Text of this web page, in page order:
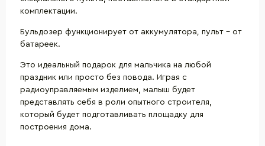
комплектации.
Бульдозер функционирует от аккумулятора, пульт – от
батареек.
Это идеальный подарок для мальчика на любой
праздник или просто без повода. Играя с
радиоуправляемым изделием, малыш будет
представлять себя в роли опытного строителя,
который будет подготавливать площадку для
построения дома.